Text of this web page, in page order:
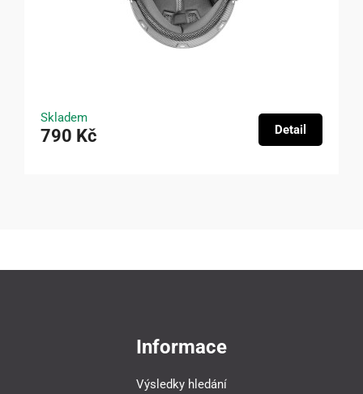
Skladem
790 Kč Detail
Informace
Výsledky hledání